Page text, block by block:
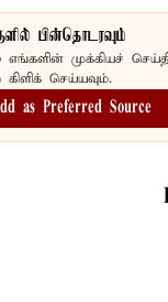
பின்தொடரவும்
எங்களின் முக்கியச்
செய்யவும்.
as Preferred Source